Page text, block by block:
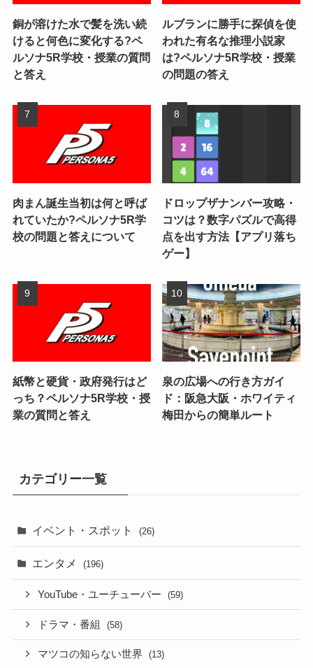
銅が溶けた水で髪を洗い続
けると何色に変化する?ペ
ルソナ5R学校・授業の質問
と答え
ルブランに勝手に探偵を使
われた有名な推理小説家
は?ペルソナ5R学校・授業
の問題の答え
肉まん誕生当初は何と呼ば
れていたか?ペルソナ5R学
校の問題と答えについて
ドロップザナンバー攻略・
コツは？数字パズルで高得
点を出す方法【アプリ落ち
ゲー】
紙幣と硬貨・政府発行はど
っち？ペルソナ5R学校・授
業の質問と答え
泉の広場への行き方ガイ
ド：阪急大阪・ホワイティ
梅田からの簡単ルート
カテゴリー一覧
イベント・スポット (26)
エンタメ (196)
YouTube・ユーチューバー (59)
ドラマ・番組 (58)
マツコの知らない世界 (13)